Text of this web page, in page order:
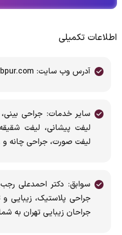
اطلاعات تکمیلی
آدرس وب سایت: www.rajabpur.com
سایر خدمات: جراحی
لیفت پیشانی، لیفت
لیفت صورت، جراحی چانه و
سوابق: دکتر احمدعلی
جراحی پلاستیک، زیبایی
جراحان زیبایی تهران به